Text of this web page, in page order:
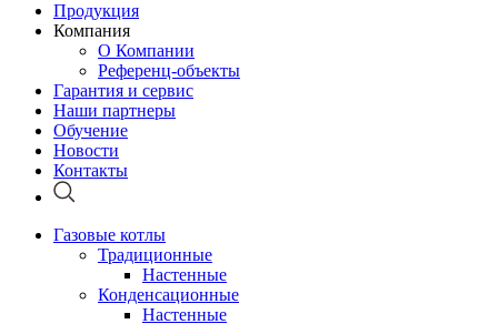
Продукция
Компания
О Компании
Референц-объекты
Гарантия и сервис
Наши партнеры
Обучение
Новости
Контакты
Газовые котлы
Традиционные
Настенные
Конденсационные
Настенные